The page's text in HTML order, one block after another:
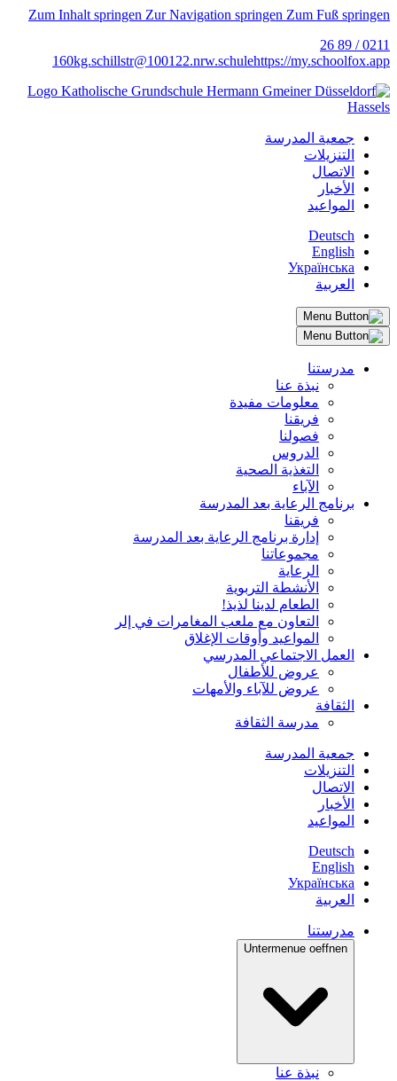
Zum Inhalt springen Zur Navigation springen Zum Fuß springen
0211 / 89 26
160kg.schillstr@100122.nrw.schulehttps://my.schoolfox.app
جمعية المدرسة
التنزيلات
الاتصال
الأخبار
المواعيد
Deutsch
English
Українська
العربية
مدرستنا
نبذة عنا
معلومات مفيدة
فريقنا
فصولنا
الدروس
التغذية الصحية
الآباء
برنامج الرعاية بعد المدرسة
فريقنا
إدارة برنامج الرعاية بعد المدرسة
مجموعاتنا
الرعاية
الأنشطة التربوية
الطعام لدينا لذيذ!
التعاون مع ملعب المغامرات في إلر
المواعيد وأوقات الإغلاق
العمل الاجتماعي المدرسي
عروض للأطفال
عروض للآباء والأمهات
الثقافة
مدرسة الثقافة
جمعية المدرسة
التنزيلات
الاتصال
الأخبار
المواعيد
Deutsch
English
Українська
العربية
مدرستنا
Untermenue oeffnen
نبذة عنا